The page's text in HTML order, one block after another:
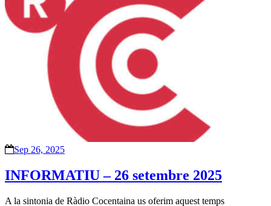
Sep 26, 2025
INFORMATIU – 26 setembre 2025
A la sintonia de Ràdio Cocentaina us oferim aquest temps